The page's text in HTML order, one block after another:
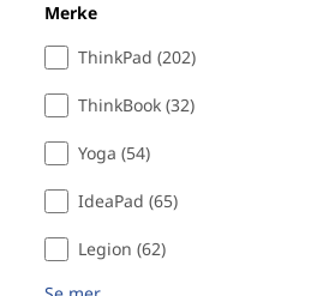
Merke
ThinkPad (202)
ThinkBook (32)
Yoga (54)
IdeaPad (65)
Legion (62)